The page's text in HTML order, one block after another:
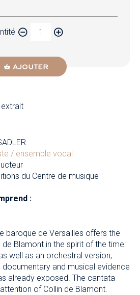
AJOUTER
/ ensemble vocal
du Centre de musique
:
baroque de Versailles offers the
de Blamont in the spirit of the time:
well as an orchestral version,
and musical evidence
already exposed. The cantata
of Collin de Blamont.